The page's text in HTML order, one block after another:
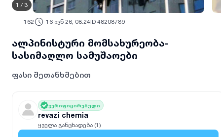
1 / 3
162 16 ივნ 26, 08:24ID 48208789
ალპინისტური მომსახურეობა-
სასიმაღლო სამუშაოები
ფასი შეთანხმებით
ვერიფიცირებული
revazi chemia
ყველა განცხადება (1)